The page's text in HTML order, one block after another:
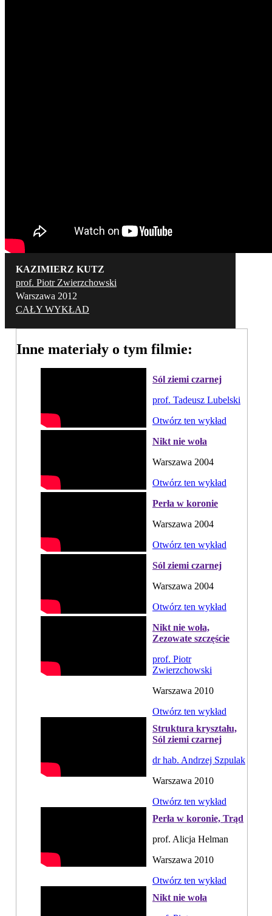
KAZIMIERZ KUTZ
prof. Piotr Zwierzchowski
Warszawa 2012
CAŁY WYKŁAD
Inne materiały o tym filmie:
Sól ziemi czarnej
prof. Tadeusz Lubelski
Otwórz ten wykład
Nikt nie woła
Warszawa 2004
Otwórz ten wykład
Perła w koronie
Warszawa 2004
Otwórz ten wykład
Sól ziemi czarnej
Warszawa 2004
Otwórz ten wykład
Nikt nie woła,
Zezowate szczęście
prof. Piotr
Zwierzchowski
Warszawa 2010
Otwórz ten wykład
Struktura kryształu,
Sól ziemi czarnej
dr hab. Andrzej Szpulak
Warszawa 2010
Otwórz ten wykład
Perła w koronie, Trąd
prof. Alicja Helman
Warszawa 2010
Otwórz ten wykład
Nikt nie woła